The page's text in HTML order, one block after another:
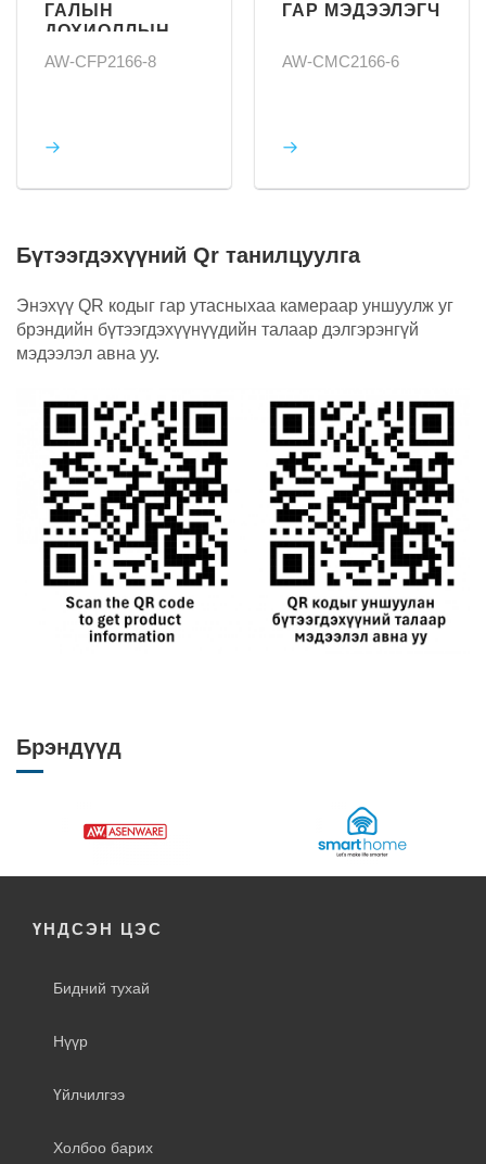
ГАР МЭДЭЭЛЭГЧ
AW-CMC2166-6
УТАА, ДУЛААН
AW-CSH-831
Бүтээгдэхүүний Qr танилцуулга
Энэхүү QR кодыг гар утасныхаа камераар уншуулж уг
брэндийн бүтээгдэхүүнүүдийн талаар дэлгэрэнгүй
мэдээлэл авна уу.
Брэндүүд
ҮНДСЭН ЦЭС
Бидний тухай
Нүүр
Үйлчилгээ
Холбоо барих